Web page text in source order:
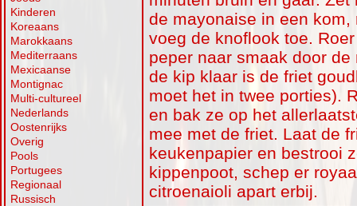
Kinderen
Koreaans
Marokkaans
Mediterraans
Mexicaanse
Montignac
Multi-cultureel
Nederlands
Oostenrijks
Overig
Pools
Portugees
Regionaal
Russisch
de mayonaise in een
voeg de knoflook toe.
peper naar smaak door
de kip klaar is de friet
moet het in twee porties).
en bak ze op het
mee met de friet. Laat de
keukenpapier en bestrooi
kippenpoot, schep er
citroenaioli apart erbij.